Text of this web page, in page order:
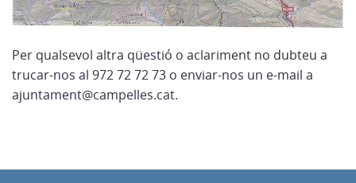
Per qualsevol altra qüestió o aclariment no dubteu a
trucar-nos al 972 72 72 73 o enviar-nos un e-mail a
ajuntament@campelles.cat.